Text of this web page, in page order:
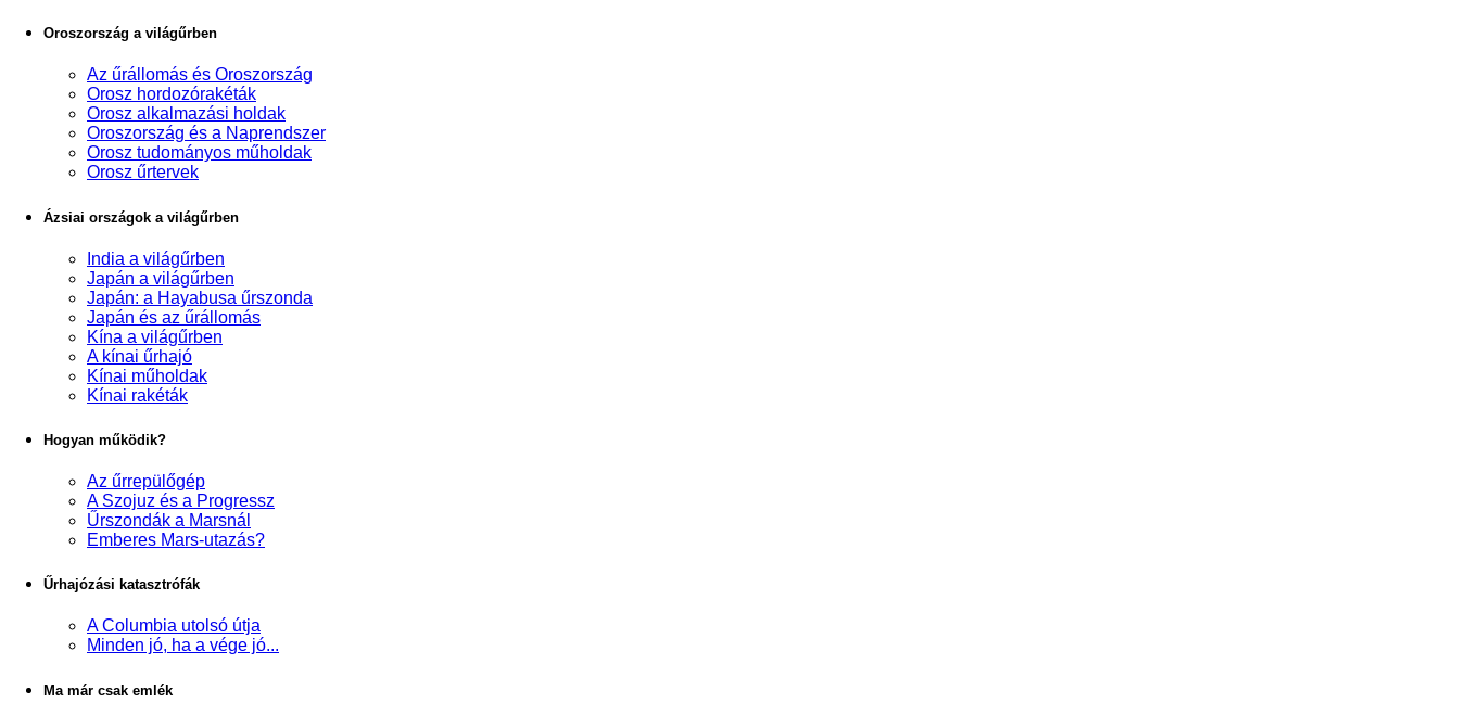
Oroszország a világűrben
Az űrállomás és Oroszország
Orosz hordozórakéták
Orosz alkalmazási holdak
Oroszország és a Naprendszer
Orosz tudományos műholdak
Orosz űrtervek
Ázsiai országok a világűrben
India a világűrben
Japán a világűrben
Japán: a Hayabusa űrszonda
Japán és az űrállomás
Kína a világűrben
A kínai űrhajó
Kínai műholdak
Kínai rakéták
Hogyan működik?
Az űrrepülőgép
A Szojuz és a Progressz
Űrszondák a Marsnál
Emberes Mars-utazás?
Űrhajózási katasztrófák
A Columbia utolsó útja
Minden jó, ha a vége jó...
Ma már csak emlék